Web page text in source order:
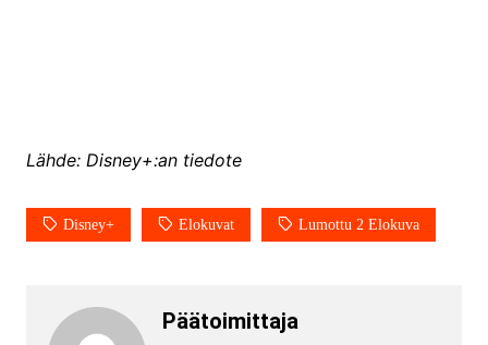
Lähde: Disney+:an tiedote
Disney+ Elokuvat Lumottu 2 Elokuva
Päätoimittaja